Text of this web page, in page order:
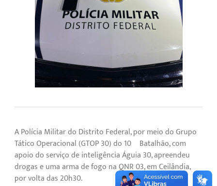
A Polícia Militar do Distrito Federal, por meio do Grupo
Tático Operacional (GTOP 30) do 10º Batalhão, com
apoio do serviço de inteligência Águia 30, apreendeu
drogas e uma arma de fogo na QNR 03, em Ceilândia,
por volta das 20h30.